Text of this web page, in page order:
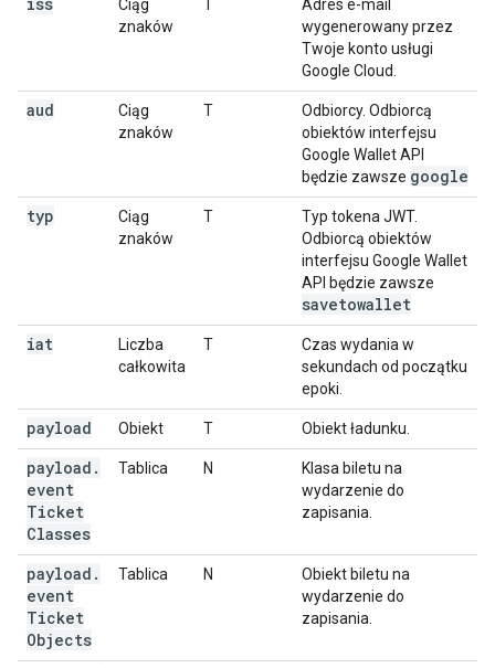
Ciąg
znaków
Adres e-mail
wygenerowany przez
Twoje konto usługi
Google Cloud.
aud
Ciąg
znaków
T
Odbiorcy. Odbiorcą
obiektów interfejsu
Google Wallet API
będzie zawsze google
typ
Ciąg
znaków
T
Typ tokena JWT.
Odbiorcą obiektów
interfejsu Google Wallet
API będzie zawsze
savetowallet
iat
Liczba
całkowita
T
Czas wydania w
sekundach od początku
epoki.
payload Obiekt T Obiekt ładunku.
payload .
event
Ticket
Classes
Tablica N
Klasa biletu na
wydarzenie do
zapisania.
payload .
event
Ticket
Objects
Tablica N
Obiekt biletu na
wydarzenie do
zapisania.